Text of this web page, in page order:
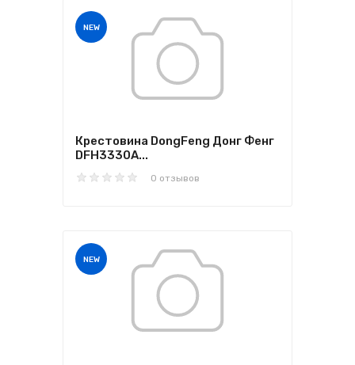
NEW
Крестовина DongFeng Донг Фенг
DFH3330A...
0 отзывов
NEW